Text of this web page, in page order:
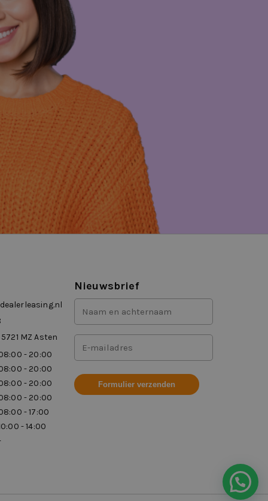
MZ Asten
- 20:00
- 20:00
- 20:00
- 20:00
- 17:00
- 14:00
Nieuwsbrief
en
(Vereist)